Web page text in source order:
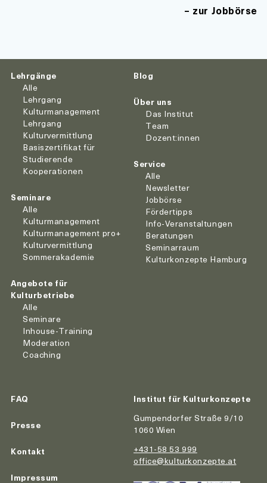
zur Jobbörse
Lehrgänge
Alle
Lehrgang
Kulturmanagement
Lehrgang
Kulturvermittlung
Basiszertifikat für
Studierende
Kooperationen
Seminare
Alle
Kulturmanagement
Kulturmanagement pro+
Kulturvermittlung
Sommerakademie
Angebote für
Kulturbetriebe
Alle
Seminare
Inhouse-Training
Moderation
Coaching
Blog
Über uns
Das Institut
Team
Dozent:innen
Service
Alle
Newsletter
Jobbörse
Fördertipps
Info-Veranstaltungen
Beratungen
Seminarraum
Kulturkonzepte Hamburg
FAQ
Presse
Kontakt
Impressum
Institut für Kulturkonzepte
Gumpendorfer Straße 9/10
1060 Wien
+431-58 53 999
office@kulturkonzepte.at